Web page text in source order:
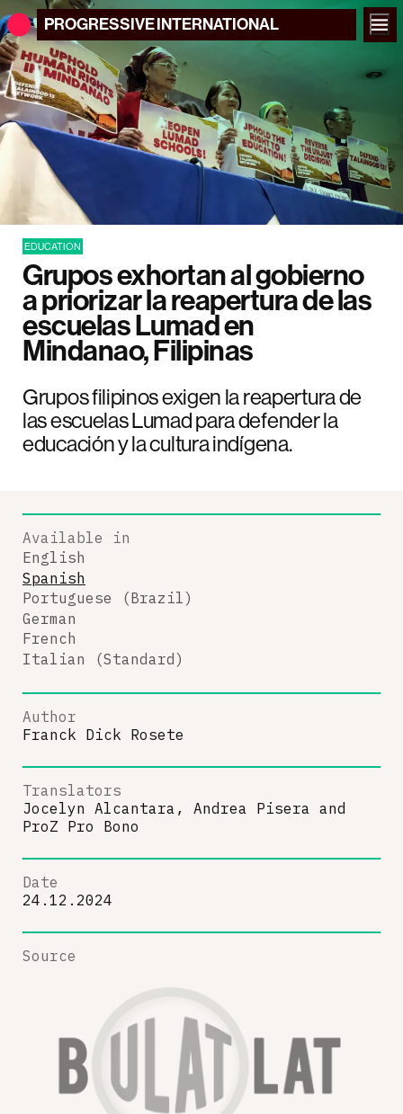
PROGRESSIVEINTERNATIONAL
EDUCATION
Grupos exhortan al gobierno
a priorizar la reapertura de las
escuelas Lumad en
Mindanao, Filipinas
Grupos filipinos exigen la reapertura de
las escuelas Lumad para defender la
educación y la cultura indígena.
Available in
English
Spanish
Portuguese (Brazil)
German
French
Italian (Standard)
Author
Franck Dick Rosete
Translators
Jocelyn Alcantara, Andrea Pisera and
ProZ Pro Bono
Date
24.12.2024
Source